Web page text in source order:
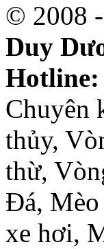
© 2008
Duy
Hotline:
Chuyên
thủy,
thừ,
Đá, Mèo
xe hơi,